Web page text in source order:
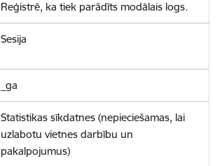
Reģistrē, ka tiek parādīts modālais logs.
Sesija
_ga
Statistikas sīkdatnes (nepieciešamas, lai
uzlabotu vietnes darbību un
pakalpojumus)